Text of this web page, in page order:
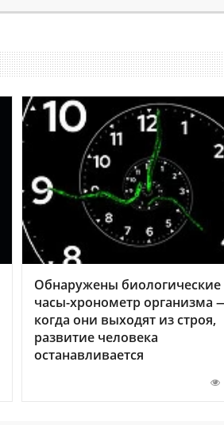
Обнаружены биологические
часы-хронометр организма
когда они выходят из строя,
развитие человека
останавливается